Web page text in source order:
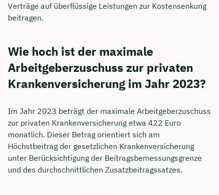
Verträge auf überflüssige Leistungen zur Kostensenkung
beitragen.
Wie hoch ist der maximale
Arbeitgeberzuschuss zur privaten
Krankenversicherung im Jahr 2023?
Im Jahr 2023 beträgt der maximale Arbeitgeberzuschuss
zur privaten Krankenversicherung etwa 422 Euro
monatlich. Dieser Betrag orientiert sich am
Höchstbeitrag der gesetzlichen Krankenversicherung
unter Berücksichtigung der Beitragsbemessungsgrenze
und des durchschnittlichen Zusatzbeitragssatzes.